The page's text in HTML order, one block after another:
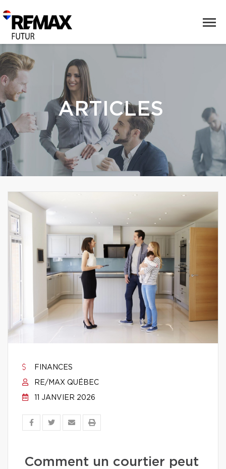
ARTICLES
FINANCES
RE/MAX QUÉBEC
11 JANVIER 2026
Comment un courtier peut